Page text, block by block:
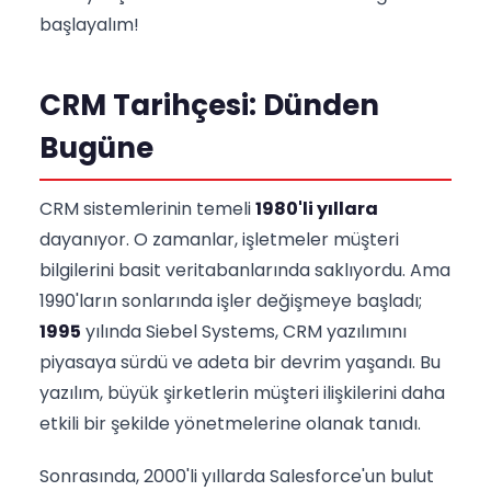
başlayalım!
CRM Tarihçesi: Dünden
Bugüne
CRM sistemlerinin temeli1980'li yıllara
dayanıyor. O zamanlar, işletmeler müşteri
bilgilerini basit veritabanlarında saklıyordu. Ama
1990'ların sonlarında işler değişmeye başladı;
1995 yılında Siebel Systems, CRM yazılımını
piyasaya sürdü ve adeta bir devrim yaşandı. Bu
yazılım, büyük şirketlerin müşteri ilişkilerini daha
etkili bir şekilde yönetmelerine olanak tanıdı.
Sonrasında, 2000'li yıllarda Salesforce'un bulut